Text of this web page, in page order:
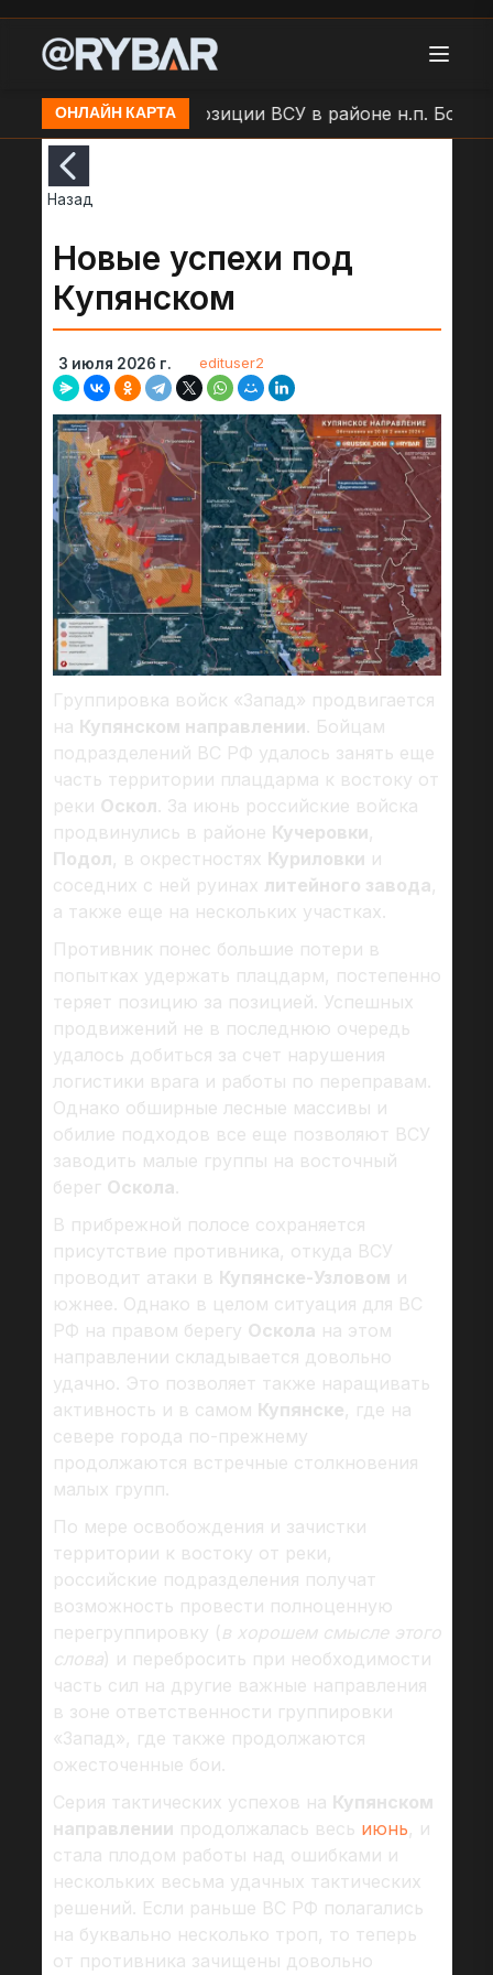
ОНЛАЙН КАРТА
Удар БЛА по позиции ВСУ в районе н.п. Большая
Назад
Новые успехи под
Купянском
3 июля 2026 г. edituser2
Группировка войск «Запад» продвигается
на Купянском направлении. Бойцам
подразделений ВС РФ удалось занять еще
часть территории плацдарма к востоку от
реки Оскол. За июнь российские войска
продвинулись в районе Кучеровки,
Подол, в окрестностях Куриловки и
соседних с ней руинах литейного завода,
а также еще на нескольких участках.
Противник понес большие потери в
попытках удержать плацдарм, постепенно
теряет позицию за позицией. Успешных
продвижений не в последнюю очередь
удалось добиться за счет нарушения
логистики врага и работы по переправам.
Однако обширные лесные массивы и
обилие подходов все еще позволяют ВСУ
заводить малые группы на восточный
берег Оскола.
В прибрежной полосе сохраняется
присутствие противника, откуда ВСУ
проводит атаки в Купянске-Узловом и
южнее. Однако в целом ситуация для ВС
РФ на правом берегу Оскола на этом
направлении складывается довольно
удачно. Это позволяет также наращивать
активность и в самом Купянске, где на
севере города по-прежнему
продолжаются встречные столкновения
малых групп.
По мере освобождения и зачистки
территории к востоку от реки,
российские подразделения получат
возможность провести полноценную
перегруппировку ( в хорошем смысле этого
слова) и перебросить при необходимости
часть сил на другие важные направления
в зоне ответственности группировки
«Запад», где также продолжаются
ожесточенные бои.
Серия тактических успехов на Купянском
направлении продолжалась весь июнь, и
стала плодом работы над ошибками и
нескольких весьма удачных тактических
решений. Если раньше ВС РФ полагались
на буквально несколько троп, то теперь
от противника зачищены довольно